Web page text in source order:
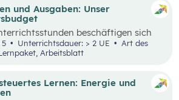
und Ausgaben: Unser
beschäftigen sich
mit den Einnahmen und
von Haushalten.
Unterrichtsdauer: > 2 UE
Arbeitsblatt
Dabei gilt es, Bedürfnisse und
aber auch die eigenen finanziellen
zu berücksichtigen. Oft möchte
haben, als man sich leisten kann und
der Knappheit auf etwas
Konsum ist jedoch nicht die einzige
Lernen: Energie und